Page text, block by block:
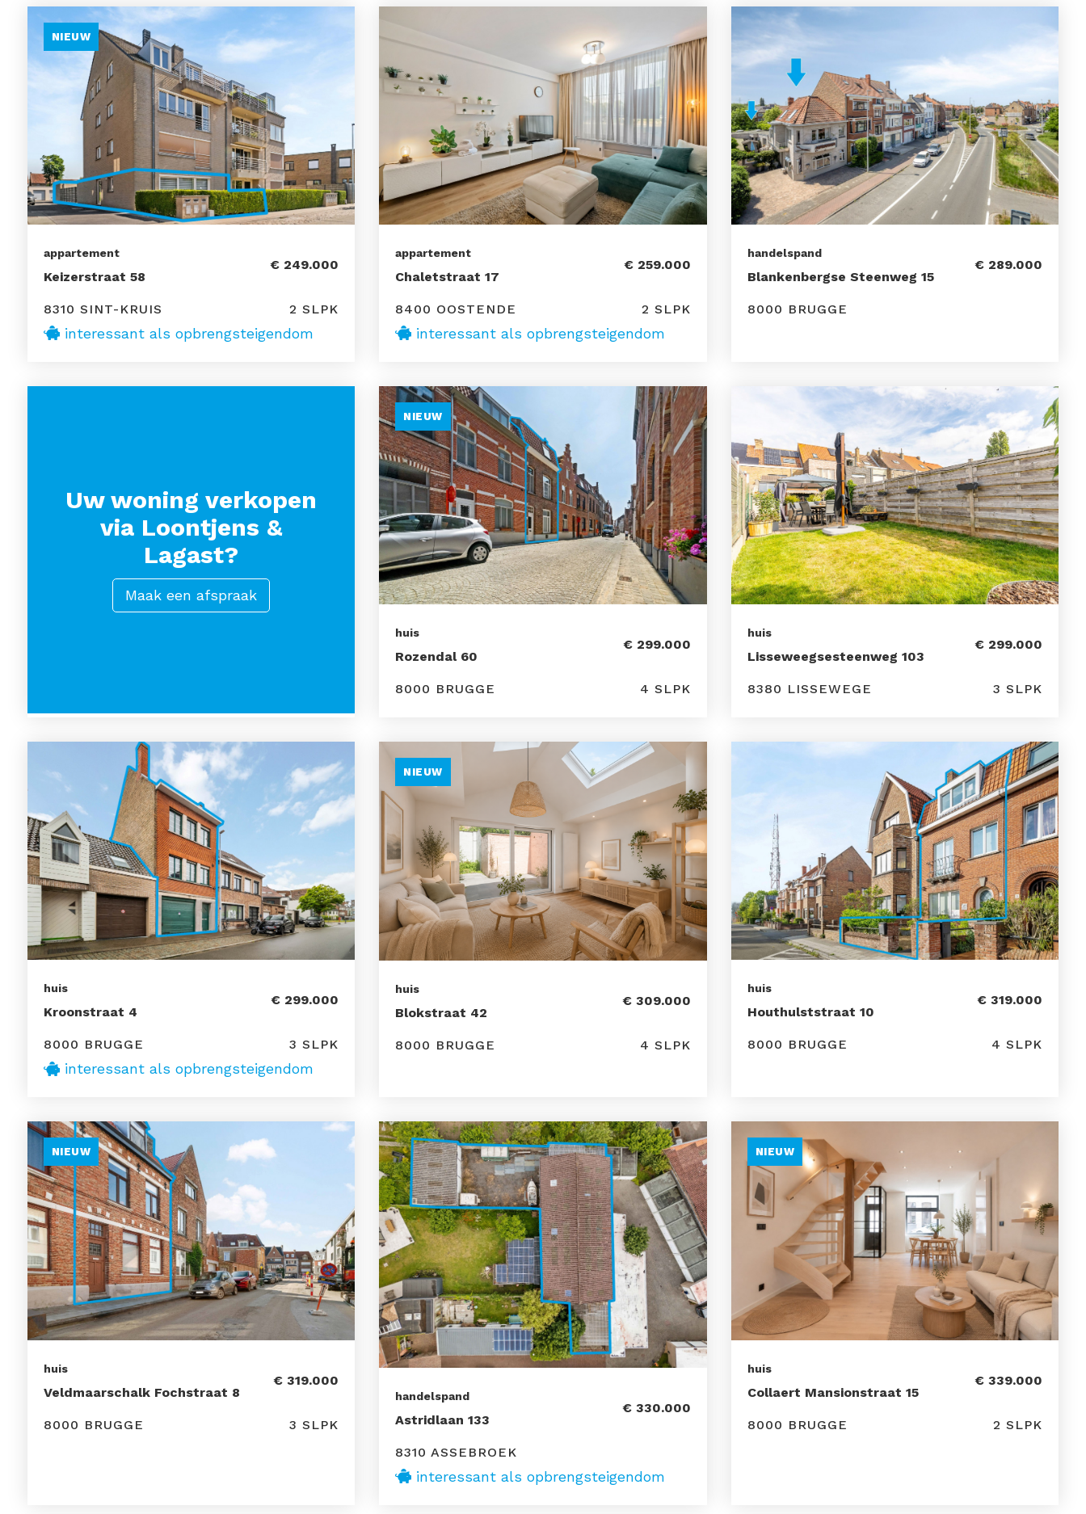
NIEUW
appartement
Keizerstraat 58
€ 249.000
8310 SINT-KRUIS 2 SLPK
interessant als opbrengsteigendom
appartement
Chaletstraat 17
€ 259.000
8400 OOSTENDE 2 SLPK
interessant als opbrengsteigendom
handelspand
Blankenbergse Steenweg 15
€ 289.000
8000 BRUGGE
Uw woning verkopen
via Loontjens &
Lagast?
Maak een afspraak
NIEUW
huis
Rozendal 60
€ 299.000
8000 BRUGGE 4 SLPK
huis
Lisseweegsesteenweg 103
€ 299.000
8380 LISSEWEGE 3 SLPK
huis
Kroonstraat 4
€ 299.000
8000 BRUGGE 3 SLPK
interessant als opbrengsteigendom
NIEUW
huis
Blokstraat 42
€ 309.000
8000 BRUGGE 4 SLPK
huis
Houthulststraat 10
€ 319.000
8000 BRUGGE 4 SLPK
NIEUW
huis
Veldmaarschalk Fochstraat 8
€ 319.000
8000 BRUGGE 3 SLPK
handelspand
Astridlaan 133
€ 330.000
8310 ASSEBROEK
interessant als opbrengsteigendom
NIEUW
huis
Collaert Mansionstraat 15
€ 339.000
8000 BRUGGE 2 SLPK